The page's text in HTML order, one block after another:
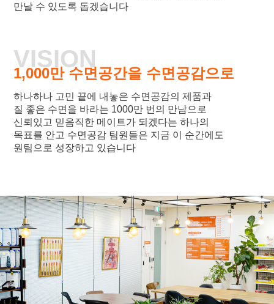
만날 수 있도록 돕겠습니다
VISION
1,000만 수면공간을 수면공감으로
하나하나 고민 끝에 내놓은 수면공감의 제품과
질 좋은 수면을 바라는 1000만 번의 만남으로
신뢰있고 믿음직한 메이트가 되겠다는 하나의
목표를 안고 수면공감 팀원들은 지금 이 순간에도
원팀으로 성장하고 있습니다